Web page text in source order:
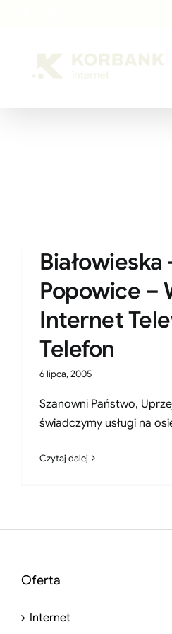
Białowieska
Popowice –
Internet
Telefon
6 lipca, 2005
Szanowni Państwo,
świadczymy usługi na
Czytaj dalej
Oferta
Internet